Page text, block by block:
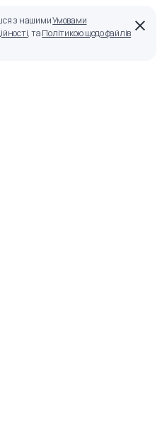
з нашимиУмовами
, таПолітикою щодо файлів